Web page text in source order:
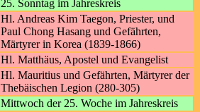
25. Sonntag im Jahreskreis
Hl. Andreas Kim Taegon, Priester, und
Paul Chong Hasang und Gefährten,
Märtyrer in Korea (1839-1866)
Hl. Matthäus, Apostel und Evangelist
Hl. Mauritius und Gefährten, Märtyrer der
Thebäischen Legion (280-305)
Mittwoch der 25. Woche im Jahreskreis